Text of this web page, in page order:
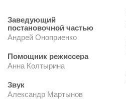
Заведующий
постановочной частью
Андрей Оноприенко
Помощник режиссера
Анна Колтырина
Звук
Александр Мартынов